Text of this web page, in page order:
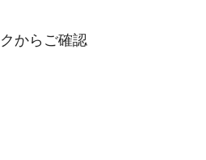
からご確認